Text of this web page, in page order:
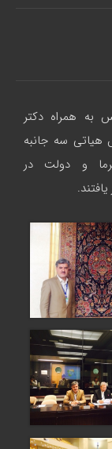
به همراه دکتر
هیاتی سه جانبه
و دولت در